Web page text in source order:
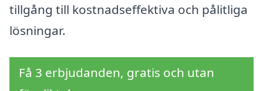
tillgång till kostnadseffektiva och pålitliga
lösningar.
Få 3 erbjudanden, gratis och utan